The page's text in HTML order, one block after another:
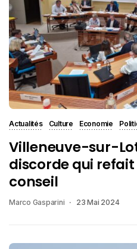
Actualités Culture Economie
Villeneuve-sur-
discorde qui refait
conseil
Marco Gasparini 23 Mai 2024